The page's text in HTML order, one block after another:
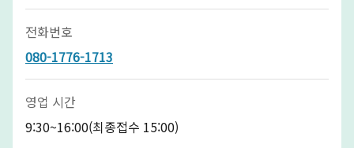
전화번호
080-1776-1713
영업 시간
9:30~16:00(최종접수 15:00)